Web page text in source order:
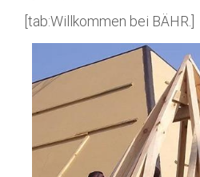
[tab:Willkommen bei BÄHR.]